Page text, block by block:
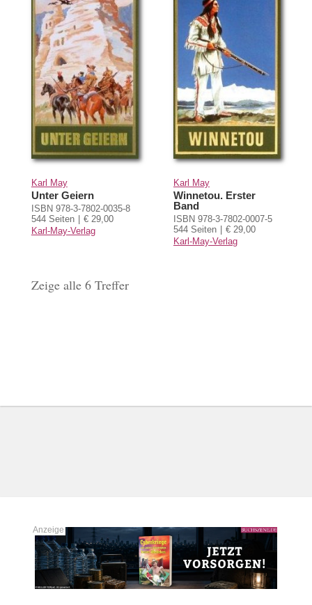
Karl May
Unter Geiern
ISBN 978-3-7802-0035-8
544 Seiten
€ 29,00
Karl-May-Verlag
Karl May
Winnetou. Erster
Band
ISBN 978-3-7802-0007-5
544 Seiten
€ 29,00
Karl-May-Verlag
Zeige alle 6 Treffer